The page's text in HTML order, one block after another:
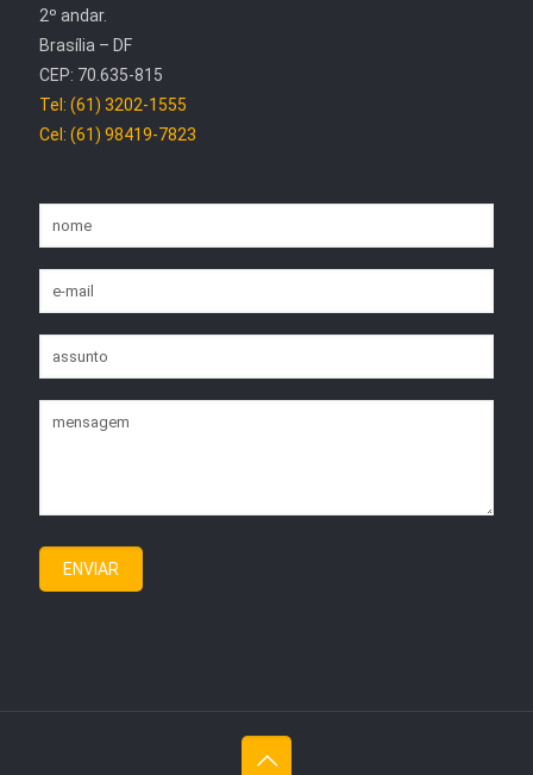
2º andar.
Brasília – DF
CEP: 70.635-815
Tel: (61) 3202-1555
Cel: (61) 98419-7823